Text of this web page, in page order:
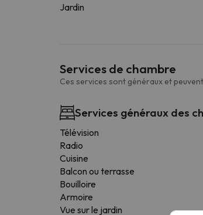
Jardin
Services de chambre
Ces services sont généraux et
Services généraux des
Télévision
Radio
Cuisine
Balcon ou terrasse
Bouilloire
Armoire
Vue sur le jardin